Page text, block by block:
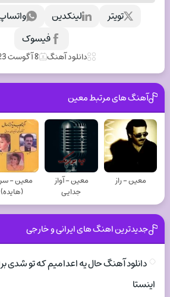
لینکدین
تویتر
فیسوک
دانلود آهنگ 8 آگوست 2023
آهنگ های مرتبط معین
معین - راز
معین - آواز
جدایی
معین -
(هایده)
جدیدترین اهنگ های ایرانی و خارجی
دانلود آهنگ حال یه اعدامیم که تو
اینستا